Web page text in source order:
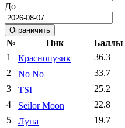
До
Date
№ Ник Баллы
1
Краснопузик 36.3
2
No No 33.7
3
TSI 25.2
4
Seilor Moon 22.8
5
Луна 19.7